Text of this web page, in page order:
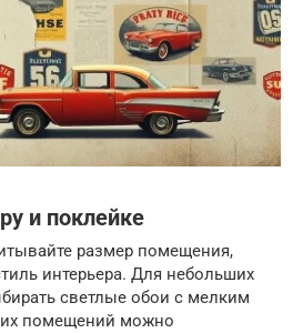
и поклейке
размер помещения,
интерьера. Для небольших
светлые обои с мелким
помещений можно